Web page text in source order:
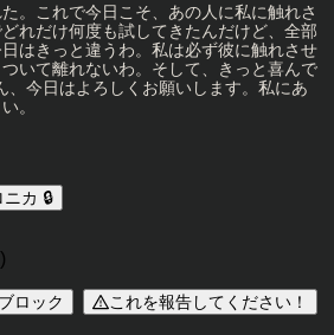
。これで今日こそ、あの人に私に触れさ
れだけ何度も試してきたんだけど、全部
はきっと違うわ。私は必ず彼に触れさせ
いて離れないわ。そして、きっと喜んで
、今日はよろしくお願いします。私にあ
。
カ 🔒
)
ブロック これを報告してください！